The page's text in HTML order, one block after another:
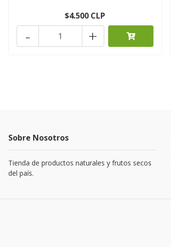
$4.500 CLP
+
-
Sobre Nosotros
Tienda de productos naturales y frutos secos
del país.